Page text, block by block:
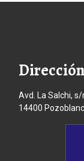
Dirección
Avd. La Salchi, s/
14400